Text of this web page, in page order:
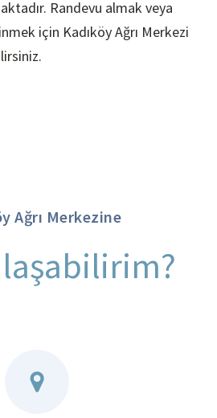
Randevu almak veya
için Kadıköy Ağrı Merkezi
Ağrı Merkezine